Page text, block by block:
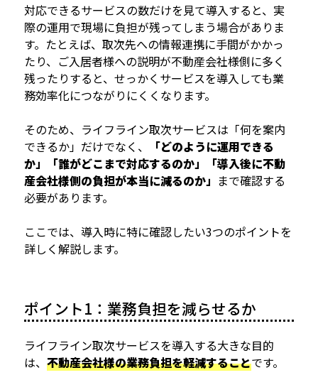
対応できるサービスの数だけを見て導入すると、実
際の運用で現場に負担が残ってしまう場合がありま
す。たとえば、取次先への情報連携に手間がかかっ
たり、ご入居者様への説明が不動産会社様側に多く
残ったりすると、せっかくサービスを導入しても業
務効率化につながりにくくなります。
そのため、ライフライン取次サービスは「何を案内
できるか」だけでなく、
「どのように運用できる
か」「誰がどこまで対応するのか」「導入後に不動
産会社様側の負担が本当に減るのか」 まで確認する
必要があります。
ここでは、導入時に特に確認したい3つのポイントを
詳しく解説します。
ポイント1：業務負担を減らせるか
ライフライン取次サービスを導入する大きな目的
は、 不動産会社様の業務負担を軽減することです。